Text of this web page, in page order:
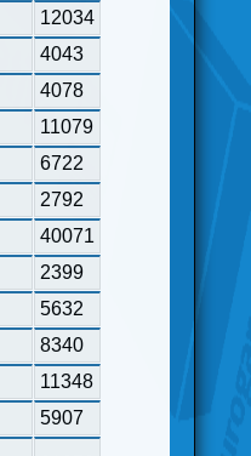
12034
4043
4078
11079
6722
2792
40071
2399
5632
8340
11348
5907